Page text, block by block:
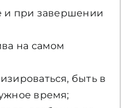
и при завершении
на самом
быть в
время;